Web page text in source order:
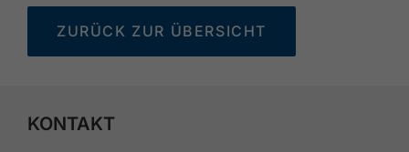
ZURÜCK ZUR ÜBERSICHT
KONTAKT